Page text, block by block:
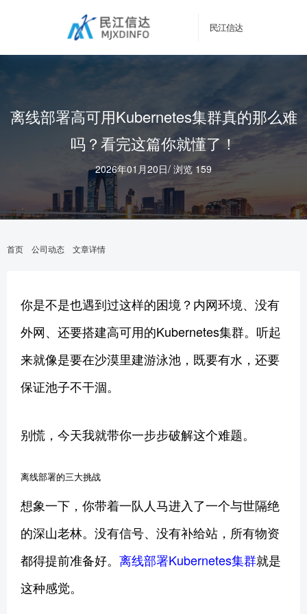
民江信达
离线部署高可用Kubernetes集群真的那么难
吗？看完这篇你就懂了！
2026年01月20日/ 浏览 159
首页 公司动态 文章详情
你是不是也遇到过这样的困境？内网环境、没有
外网、还要搭建高可用的Kubernetes集群。听起
来就像是要在沙漠里建游泳池，既要有水，还要
保证池子不干涸。
别慌，今天我就带你一步步破解这个难题。
离线部署的三大挑战
想象一下，你带着一队人马进入了一个与世隔绝
的深山老林。没有信号、没有补给站，所有物资
都得提前准备好。 离线部署Kubernetes集群就是
这种感觉。